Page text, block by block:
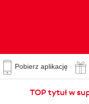
Pobierz aplikację
TOP tytuł w